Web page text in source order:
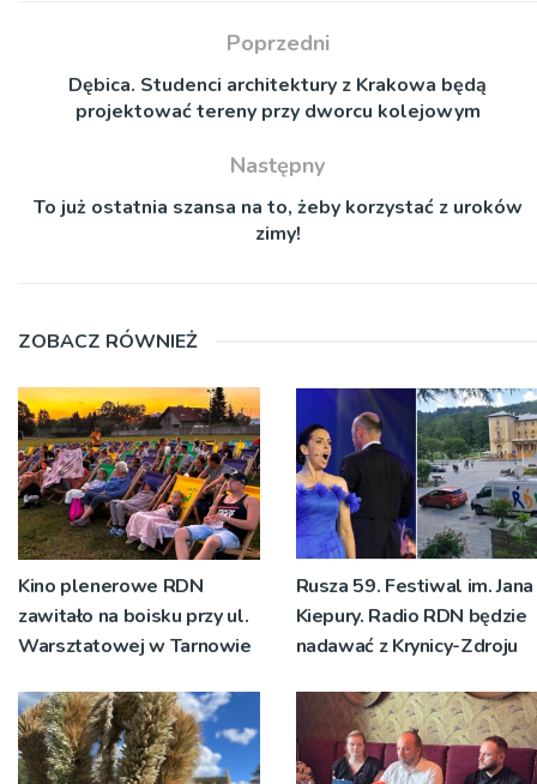
Poprzedni
Dębica. Studenci architektury z Krakowa będą
projektować tereny przy dworcu kolejowym
Następny
To już ostatnia szansa na to, żeby korzystać z uroków
zimy!
ZOBACZ RÓWNIEŻ
Kino plenerowe RDN
zawitało na boisku przy ul.
Warsztatowej w Tarnowie
Rusza 59. Festiwal im. Jana
Kiepury. Radio RDN będzie
nadawać z Krynicy-Zdroju